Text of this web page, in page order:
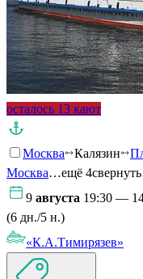
осталось 13 кают
Москва Калязин
Москва…ещё 4свернуть
9 августа 19:30 —
(6 дн./5 н.)
«К.А.Тимирязев»